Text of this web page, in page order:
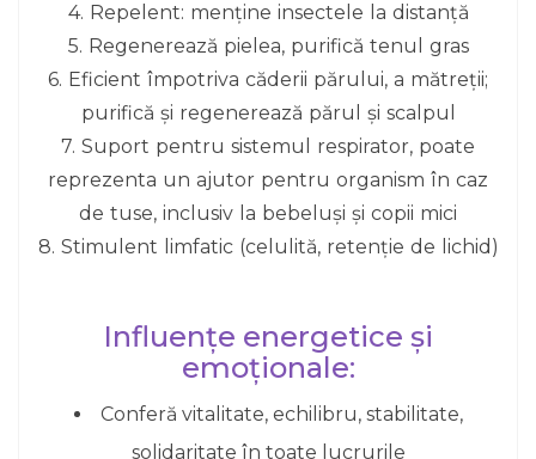
4. Repelent: menține insectele la distanță
5. Regenerează pielea, purifică tenul gras
6. Eficient împotriva căderii părului, a mătreții;
purifică și regenerează părul și scalpul
7. Suport pentru sistemul respirator, poate
reprezenta un ajutor pentru organism în caz
de tuse, inclusiv la bebeluși și copii mici
8. Stimulent limfatic (celulită, retenție de lichid)
Influențe energetice și
emoționale:
Conferă vitalitate, echilibru, stabilitate,
solidaritate în toate lucrurile